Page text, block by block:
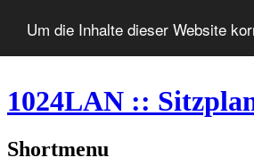
Um die Inhalte dieser Website
1024LAN ::
Shortmenu